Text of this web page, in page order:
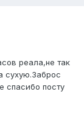
реала,не так
сухую.Заброс
спасибо посту